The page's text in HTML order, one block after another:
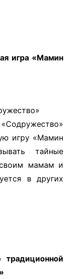
игра «Мамин
игру «Мамин
тайные
своим мамам и
в других